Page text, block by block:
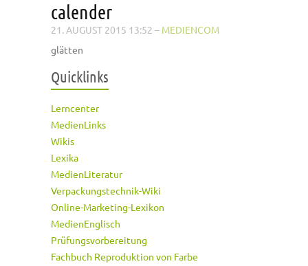
calender
21. AUGUST 2015 13:52 – MEDIENCOM
glätten
Quicklinks
Lerncenter
MedienLinks
Wikis
Lexika
MedienLiteratur
Verpackungstechnik-Wiki
Online-Marketing-Lexikon
MedienEnglisch
Prüfungsvorbereitung
Fachbuch Reproduktion von Farbe